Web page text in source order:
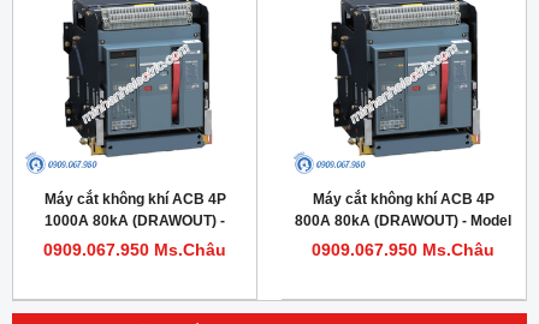
Máy cắt không khí ACB 4P
1000A 80kA (DRAWOUT) -
Model HDW620104DHVV56M
0909.067.950 Ms.Châu
Máy cắt không khí ACB 4P
800A 80kA (DRAWOUT) - Model
HDW620084DHVV56M
0909.067.950 Ms.Châu